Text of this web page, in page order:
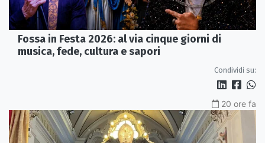
Fossa in Festa 2026: al via cinque giorni di
musica, fede, cultura e sapori
Condividi su:
20 ore fa